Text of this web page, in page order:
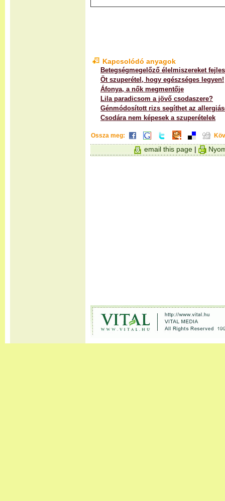
Kapcsolódó anyagok
Betegségmegelőző élelmiszereket
Öt szuperétel, hogy egészséges legyen!
Áfonya, a nők megmentője
Lila paradicsom a jövő csodaszere?
Génmódosított rizs segíthet az
Csodára nem képesek a szuperételek
Ossza meg:
email this page |